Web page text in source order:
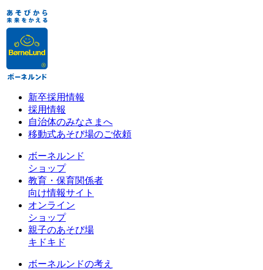
新卒採用情報
採用情報
自治体のみなさまへ
移動式あそび場のご依頼
ボーネルンド
ショップ
教育・保育関係者
向け情報サイト
オンライン
ショップ
親子のあそび場
キドキド
ボーネルンドの考え